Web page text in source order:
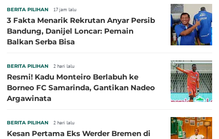
BERITA PILIHAN 17 jam lalu
3 Fakta Menarik Rekrutan Anyar Persib
Bandung, Danijel Loncar: Pemain
Balkan Serba Bisa
BERITA PILIHAN 2 hari lalu
Resmi! Kadu Monteiro Berlabuh ke
Borneo FC Samarinda, Gantikan Nadeo
Argawinata
BERITA PILIHAN 2 hari lalu
Kesan Pertama Eks Werder Bremen di